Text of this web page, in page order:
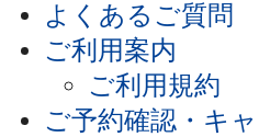
よくあるご質問
ご利用案内
ご利用規約
ご予約確認・キ